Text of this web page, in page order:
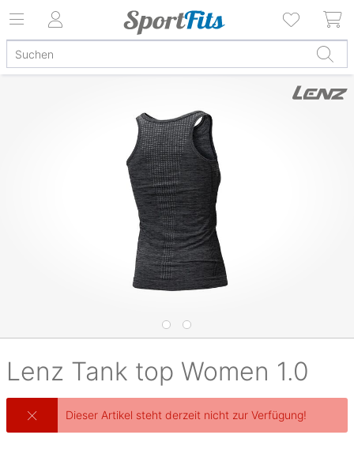
Lenz Tank top Women 1.0
Dieser Artikel steht derzeit nicht zur Verfügung!